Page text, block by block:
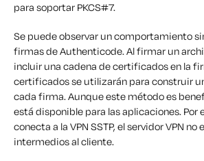
para soportar PKCS#7.
Se puede observar un comportamiento
firmas de Authenticode. Al firmar un
incluir una cadena de certificados en la
certificados se utilizarán para construir
cada firma. Aunque este método es
está disponible para las aplicaciones. Por
conecta a la VPN SSTP, el servidor VPN
intermedios al cliente.